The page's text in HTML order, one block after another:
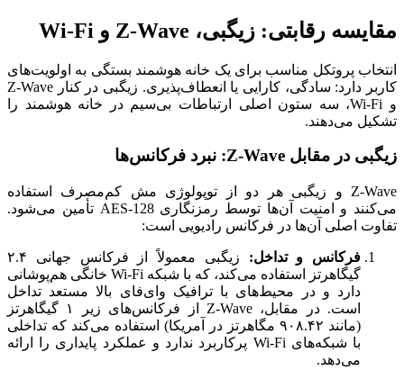
مقایسه رقابتی: زیگبی، Z-Wave و Wi-Fi
انتخاب پروتکل مناسب برای یک خانه هوشمند بستگی به اولویت‌های
کاربر دارد: سادگی، کارایی یا انعطاف‌پذیری. زیگبی در کنار Z-Wave
و Wi-Fi، سه ستون اصلی ارتباطات بی‌سیم در خانه هوشمند را
تشکیل می‌دهند.
زیگبی در مقابل Z-Wave: نبرد فرکانس‌ها
Z-Wave و زیگبی هر دو از توپولوژی مش کم‌مصرف استفاده
می‌کنند و امنیت آن‌ها توسط رمزنگاری AES-128 تأمین می‌شود.
تفاوت اصلی آن‌ها در فرکانس رادیویی است:
فرکانس و تداخل:
زیگبی معمولاً از فرکانس جهانی ۲.۴
گیگاهرتز استفاده می‌کند، که با شبکه Wi-Fi خانگی هم‌پوشانی
دارد و در محیط‌های با ترافیک وای‌فای بالا مستعد تداخل
است. در مقابل، Z-Wave از فرکانس‌های زیر ۱ گیگاهرتز
(مانند ۹۰۸.۴۲ مگاهرتز در آمریکا) استفاده می‌کند که تداخلی
با شبکه‌های Wi-Fi پرکاربرد ندارد و عملکرد پایداری را ارائه
می‌دهد.